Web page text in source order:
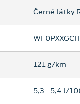
121 g/km
5,3 ‐ 5,4 l/